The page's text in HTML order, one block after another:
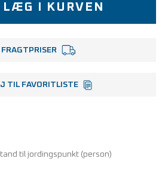
LÆG I KURVEN
FRAGTPRISER
TIL FAVORITLISTE
til jordingspunkt (person)